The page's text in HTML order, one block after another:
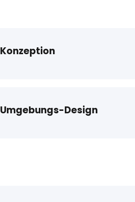
Konzeption
Umgebungs-Design